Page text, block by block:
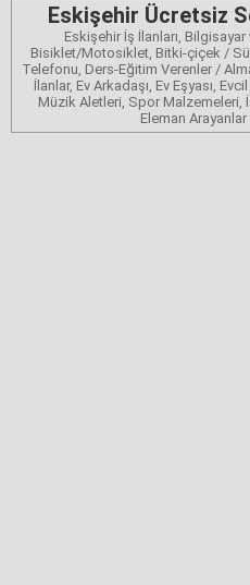
Eskişehir Ücretsiz
Eskişehir İş İlanları, Bilgisayar
Bisiklet/Motosiklet, Bitki-çiçek /
Telefonu, Ders-Eğitim Verenler /
İlanlar, Ev Arkadaşı, Ev Eşyası,
Müzik Aletleri, Spor Malzemeleri,
Eleman Arayanlar